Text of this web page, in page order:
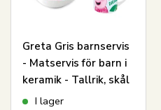
Greta Gris barnservis
- Matservis för barn i
keramik - Tallrik, skål
och mugg
I lager